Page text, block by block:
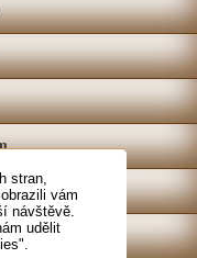
stran,
vám
návštěvě.
udělit